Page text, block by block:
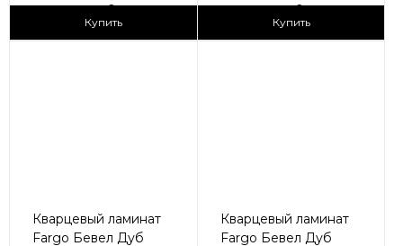
2
Купить
2
Купить
Кварцевый ламинат
Fargo Бевел Дуб
Кварцевый ламинат
Fargo Бевел Дуб